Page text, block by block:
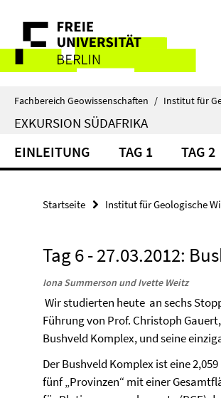
direkt
Inhalt
Service-
Navigation
Fachbereich Geowissenschaften / Institut für
EXKURSION SÜDAFRIKA
EINLEITUNG TAG 1 TAG 2
Startseite Institut für Geologische
Tag 6 - 27.03.2012:
Iona Summerson und Ivette Weitz
Wir studierten heute an sechs
Führung von Prof. Christoph
Bushveld Komplex, und seine
Der Bushveld Komplex ist eine
fünf „Provinzen“ mit einer